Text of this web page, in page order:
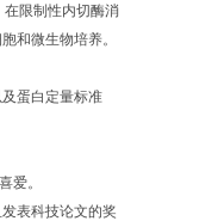
限制性内切酶消
和微生物培养。
蛋白定量标准
爱。
表科技论文的奖